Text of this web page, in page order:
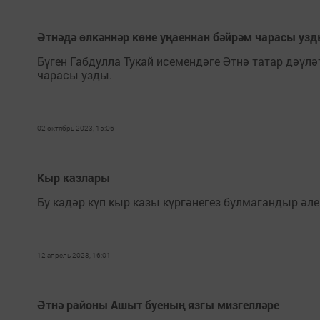
Әтнәдә өлкәннәр көне уңаеннан бәйрәм чарасы
Бүген Габдулла Тукай исемендәге Әтнә татар
чарасы узды.
02 октябрь 2023, 15:06
Кыр казлары
Бу кадәр күп кыр казы күргәнегез булмагандыр әле.
12 апрель 2023, 16:01
Әтнә районы Ашыт буеның язгы мизгелләре